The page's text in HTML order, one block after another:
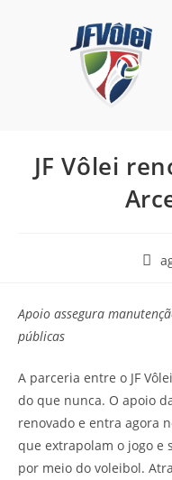
JF Vôlei
Apoio assegura
públicas
A parceria entre o JF
do que nunca. O apoio
renovado e entra agora
que extrapolam o jogo e
por meio do voleibol.